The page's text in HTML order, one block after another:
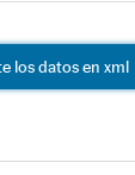
los datos en xml